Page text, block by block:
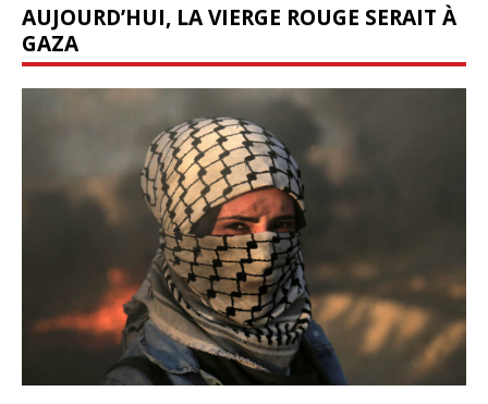
AUJOURD’HUI, LA VIERGE ROUGE SERAIT À
GAZA